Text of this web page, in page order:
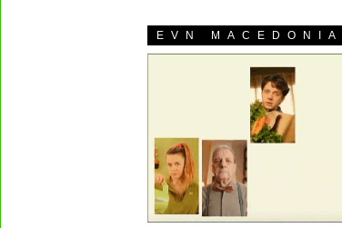
EVN MACEDONIA